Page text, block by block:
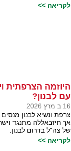
לקריאה >>
היוזמה הצרפתית
עם לבנון?
16 ב מרץ 2026
צרפת ונשיא לבנון
אך חיזבאללה מתנגד
של צה"ל בדרום לבנון.
לקריאה >>